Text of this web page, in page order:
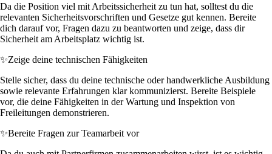
Da die Position viel mit Arbeitssicherheit zu tun hat, solltest du die
relevanten Sicherheitsvorschriften und Gesetze gut kennen. Bereite
dich darauf vor, Fragen dazu zu beantworten und zeige, dass dir
Sicherheit am Arbeitsplatz wichtig ist.
✨Zeige deine technischen Fähigkeiten
Stelle sicher, dass du deine technische oder handwerkliche Ausbildung
sowie relevante Erfahrungen klar kommunizierst. Bereite Beispiele
vor, die deine Fähigkeiten in der Wartung und Inspektion von
Freileitungen demonstrieren.
✨Bereite Fragen zur Teamarbeit vor